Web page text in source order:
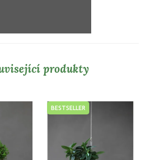
produkty
BESTSELLER